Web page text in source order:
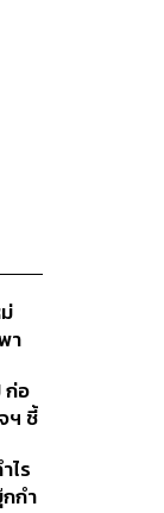
า
ก่อ
ฯ ชี้
ไร
กำ